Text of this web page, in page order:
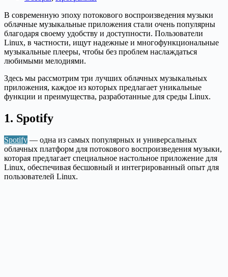
В современную эпоху потокового воспроизведения музыки
облачные музыкальные приложения стали очень популярны
благодаря своему удобству и доступности. Пользователи
Linux, в частности, ищут надежные и многофункциональные
музыкальные плееры, чтобы без проблем наслаждаться
любимыми мелодиями.
Здесь мы рассмотрим три лучших облачных музыкальных
приложения, каждое из которых предлагает уникальные
функции и преимущества, разработанные для среды Linux.
1. Spotify
Spotify — одна из самых популярных и универсальных
облачных платформ для потокового воспроизведения музыки,
которая предлагает специальное настольное приложение для
Linux, обеспечивая бесшовный и интегрированный опыт для
пользователей Linux.